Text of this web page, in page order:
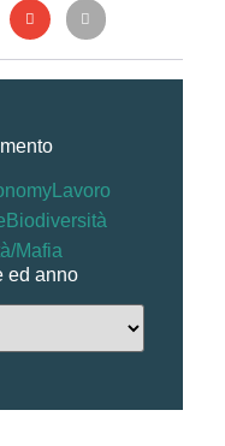
Lavoro
Biodiversità
Mafia
ed anno